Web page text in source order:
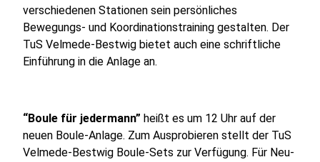
verschiedenen Stationen sein persönliches
Bewegungs- und Koordinationstraining gestalten. Der
TuS Velmede-Bestwig bietet auch eine schriftliche
Einführung in die Anlage an.
“Boule für jedermann” heißt es um 12 Uhr auf der
neuen Boule-Anlage. Zum Ausprobieren stellt der TuS
Velmede-Bestwig Boule-Sets zur Verfügung. Für Neu-